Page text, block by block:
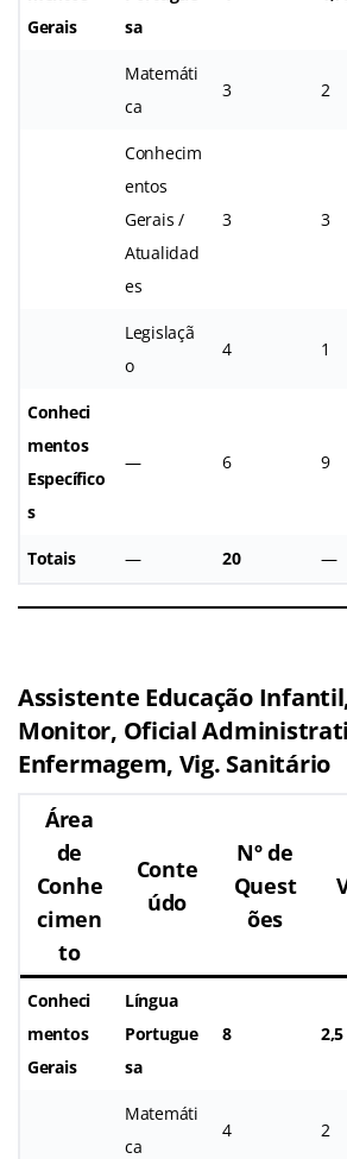
Gerais
sa
Matemáti
ca
3 2
Conhecim
entos
Gerais /
Atualidad
es
3 3
Legislaçã
o
4 1
Conheci
mentos
Específico
s
— 6 9
Totais — 20 —
Assistente Educação
Monitor, Oficial
Enfermagem, Vig. Sanitário
Área
de
Conhe
cimen
to
Conte
údo
Nº de
Quest
ões
Conheci
mentos
Gerais
Língua
Portugue
sa
8 2,5
Matemáti
ca
4 2